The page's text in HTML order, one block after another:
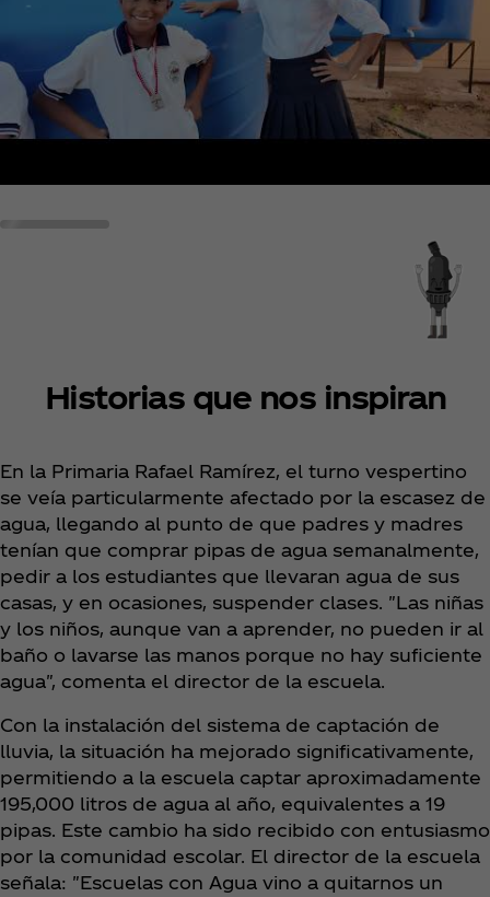
Historias que nos inspiran
En la Primaria Rafael Ramírez, el turno vespertino
se veía particularmente afectado por la escasez de
agua, llegando al punto de que padres y madres
tenían que comprar pipas de agua semanalmente,
pedir a los estudiantes que llevaran agua de sus
casas, y en ocasiones, suspender clases. "Las niñas
y los niños, aunque van a aprender, no pueden ir al
baño o lavarse las manos porque no hay suficiente
agua", comenta el director de la escuela.
Con la instalación del sistema de captación de
lluvia, la situación ha mejorado significativamente,
permitiendo a la escuela captar aproximadamente
195,000 litros de agua al año, equivalentes a 19
pipas. Este cambio ha sido recibido con entusiasmo
por la comunidad escolar. El director de la escuela
señala: "Escuelas con Agua vino a quitarnos un